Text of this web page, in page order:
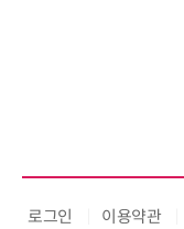
로그인 이용약관